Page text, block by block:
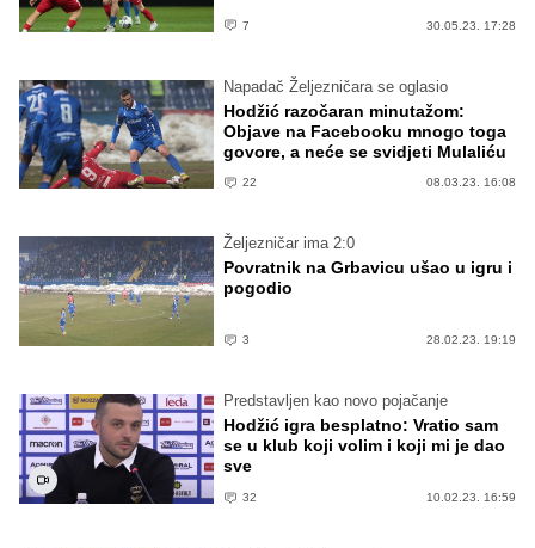
7 30.05.23. 17:28
Napadač Željezničara se oglasio
Hodžić razočaran minutažom:
Objave na Facebooku mnogo toga
govore, a neće se svidjeti Mulaliću
22 08.03.23. 16:08
Željezničar ima 2:0
Povratnik na Grbavicu ušao u igru i
pogodio
3 28.02.23. 19:19
Predstavljen kao novo pojačanje
Hodžić igra besplatno: Vratio sam
se u klub koji volim i koji mi je dao
sve
32 10.02.23. 16:59